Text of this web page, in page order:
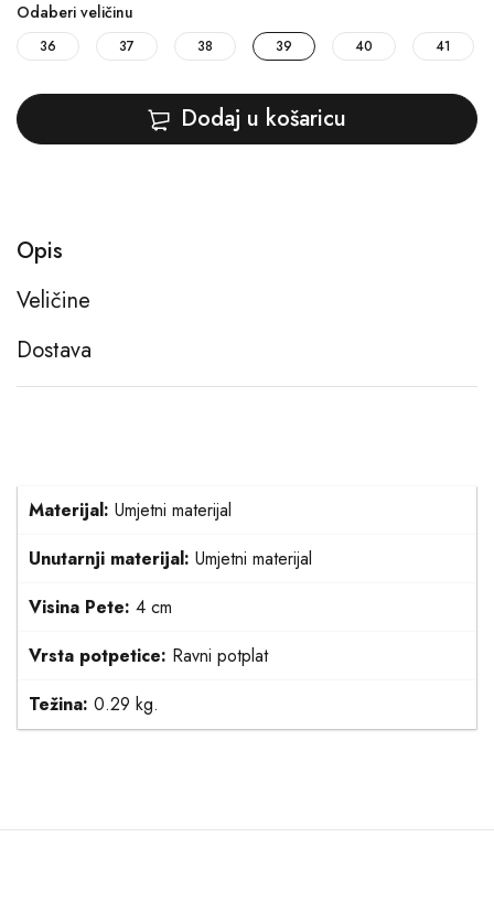
Odaberi veličinu
36 37 38 39 40 41
Dodaj u košaricu
Opis
Veličine
Dostava
Materijal: Umjetni materijal
Unutarnji materijal: Umjetni materijal
Visina Pete: 4 cm
Vrsta potpetice: Ravni potplat
Težina: 0.29 kg.